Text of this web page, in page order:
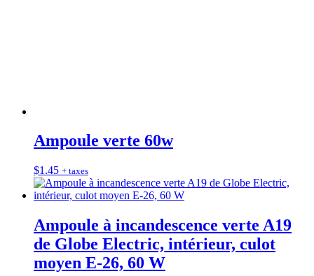
Ampoule verte 60w
$1.45 + taxes
Ampoule à incandescence verte A19
de Globe Electric, intérieur, culot
moyen E-26, 60 W